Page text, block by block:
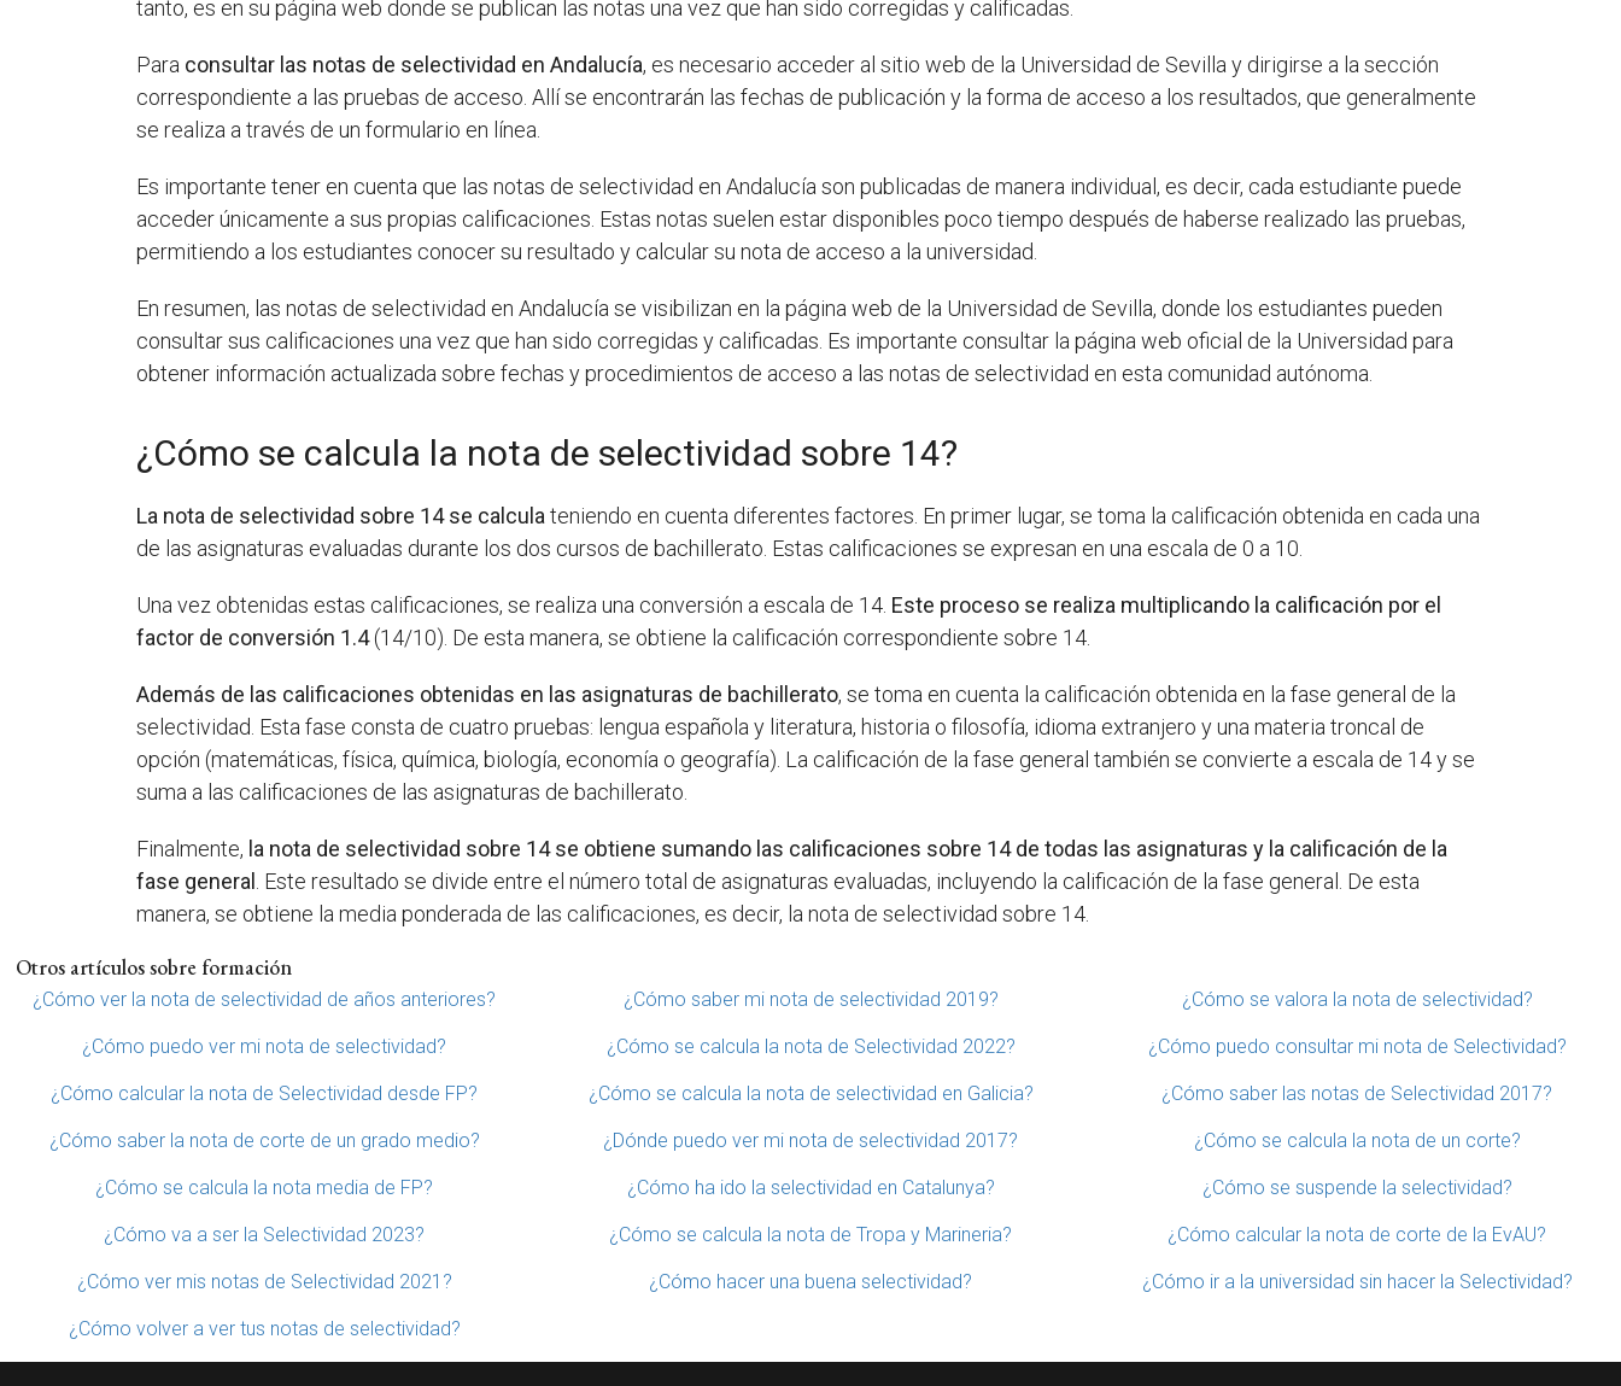
tanto, es en su página web donde se publican las notas una vez que han sido corregidas y calificadas.
Para consultar las notas de selectividad en Andalucía, es necesario acceder al sitio web de la Universidad de Sevilla y dirigirse a la sección
correspondiente a las pruebas de acceso. Allí se encontrarán las fechas de publicación y la forma de acceso a los resultados, que generalmente
se realiza a través de un formulario en línea.
Es importante tener en cuenta que las notas de selectividad en Andalucía son publicadas de manera individual, es decir, cada estudiante puede
acceder únicamente a sus propias calificaciones. Estas notas suelen estar disponibles poco tiempo después de haberse realizado las pruebas,
permitiendo a los estudiantes conocer su resultado y calcular su nota de acceso a la universidad.
En resumen, las notas de selectividad en Andalucía se visibilizan en la página web de la Universidad de Sevilla, donde los estudiantes pueden
consultar sus calificaciones una vez que han sido corregidas y calificadas. Es importante consultar la página web oficial de la Universidad para
obtener información actualizada sobre fechas y procedimientos de acceso a las notas de selectividad en esta comunidad autónoma.
¿Cómo se calcula la nota de selectividad sobre 14?
La nota de selectividad sobre 14 se calcula teniendo en cuenta diferentes factores. En primer lugar, se toma la calificación obtenida en cada una
de las asignaturas evaluadas durante los dos cursos de bachillerato. Estas calificaciones se expresan en una escala de 0 a 10.
Una vez obtenidas estas calificaciones, se realiza una conversión a escala de 14. Este proceso se realiza multiplicando la calificación por el
factor de conversión 1.4(14/10). De esta manera, se obtiene la calificación correspondiente sobre 14.
Además de las calificaciones obtenidas en las asignaturas de bachillerato, se toma en cuenta la calificación obtenida en la fase general de la
selectividad. Esta fase consta de cuatro pruebas: lengua española y literatura, historia o filosofía, idioma extranjero y una materia troncal de
opción (matemáticas, física, química, biología, economía o geografía). La calificación de la fase general también se convierte a escala de 14 y se
suma a las calificaciones de las asignaturas de bachillerato.
Finalmente, la nota de selectividad sobre 14 se obtiene sumando las calificaciones sobre 14 de todas las asignaturas y la calificación de la
fase general . Este resultado se divide entre el número total de asignaturas evaluadas, incluyendo la calificación de la fase general. De esta
manera, se obtiene la media ponderada de las calificaciones, es decir, la nota de selectividad sobre 14.
Otros artículos sobre formación
¿Cómo ver la nota de selectividad de años anteriores? ¿Cómo saber mi nota de selectividad 2019? ¿Cómo se valora la nota de selectividad?
¿Cómo puedo ver mi nota de selectividad? ¿Cómo se calcula la nota de Selectividad 2022? ¿Cómo puedo consultar mi nota de Selectividad?
¿Cómo calcular la nota de Selectividad desde FP? ¿Cómo se calcula la nota de selectividad en Galicia? ¿Cómo saber las notas de Selectividad 2017?
¿Cómo saber la nota de corte de un grado medio? ¿Dónde puedo ver mi nota de selectividad 2017? ¿Cómo se calcula la nota de un corte?
¿Cómo se calcula la nota media de FP? ¿Cómo ha ido la selectividad en Catalunya? ¿Cómo se suspende la selectividad?
¿Cómo va a ser la Selectividad 2023? ¿Cómo se calcula la nota de Tropa y Marineria? ¿Cómo calcular la nota de corte de la EvAU?
¿Cómo ver mis notas de Selectividad 2021? ¿Cómo hacer una buena selectividad? ¿Cómo ir a la universidad sin hacer la Selectividad?
¿Cómo volver a ver tus notas de selectividad?